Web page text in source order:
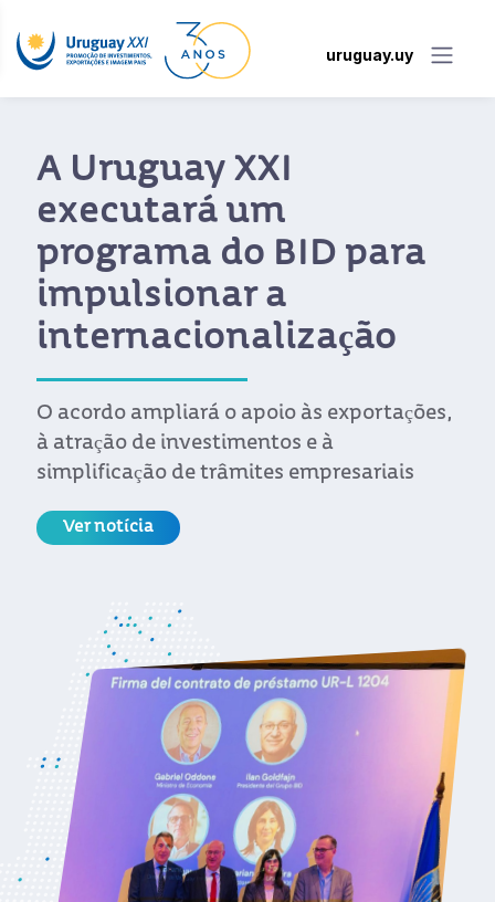
uruguay.uy
Novo portal facilita o
acesso das empresas
uruguaias aos
benefícios do acordo
entre a União Europeia
e o Mercosul
Desenvolvido pela Uruguay XXI, o portal
permite consultar tarifas, regras de
origem, cotas e requisitos para exportar
para a União Europeia